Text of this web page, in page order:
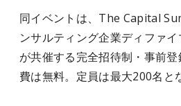
同イベントは、The Capital
ンサルティング企業ディファイ
が共催する完全招待制・事前
費は無料。定員は最大200名と